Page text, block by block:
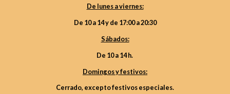
De lunes a viernes:
De 10 a 14 y de 17:00 a 20:30
Sábados:
De 10 a 14 h.
Domingos y festivos:
Cerrado, excepto festivos especiales.